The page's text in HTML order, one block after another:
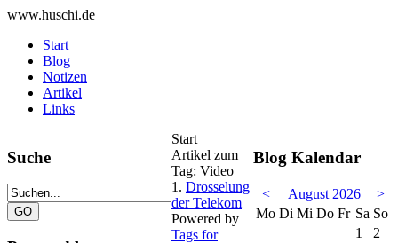
www.huschi.de
Start
Blog
Notizen
Artikel
Links
Suche
Start
Artikel zum
Tag: Video
1. Drosselung
der Telekom
Powered by
Tags for
Blog Kalendar
< August 2026
>
Mo Di Mi Do Fr Sa So
1
2